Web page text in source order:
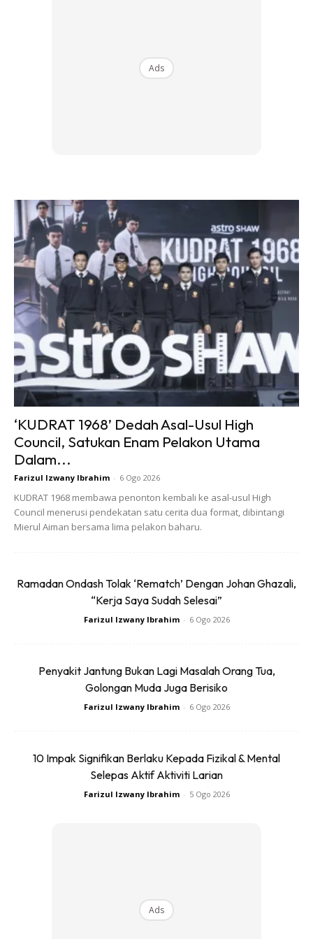
berkadar karbohidrat tinggi, namun rendah lemak
Mengurangkan stres dengan bermeditasi, atau berolahraga
Cukup beristirehat
MENU DIET YANG DIANJURKAN:
Sarapan: Air putih dicampur jus limau nipis dan oat
Snek: Jus anggur / kopi
Makan Tengah Hari: Salad dan roti gandum satu potong
serta teh herba
Snek: Kuih beras dua potong dan teh hijau
Makan Malam: Pasta tanpa daging campur brokoli,
yoghurt dan teh herba
DIET UNTUK
GOLONGAN
DARAH ‘B’
Berbeza dengan individu darah jenis A, individu darah jenis
B lebih fleksibel.
Ads
‘KUDRAT 1968’ Dedah Asal-Usul High
Council, Satukan Enam Pelakon Utama
Dalam...
Farizul Izwany Ibrahim - 6 Ogo 2026
KUDRAT 1968 membawa penonton kembali ke asal-usul High
Council menerusi pendekatan satu cerita dua format, dibintangi
Mierul Aiman bersama lima pelakon baharu.
Ramadan Ondash Tolak ‘Rematch’ Dengan Johan Ghazali,
“Kerja Saya Sudah Selesai”
Farizul Izwany Ibrahim - 6 Ogo 2026
Penyakit Jantung Bukan Lagi Masalah Orang Tua,
Golongan Muda Juga Berisiko
Farizul Izwany Ibrahim - 6 Ogo 2026
10 Impak Signifikan Berlaku Kepada Fizikal & Mental
Selepas Aktif Aktiviti Larian
Farizul Izwany Ibrahim - 5 Ogo 2026
Ads